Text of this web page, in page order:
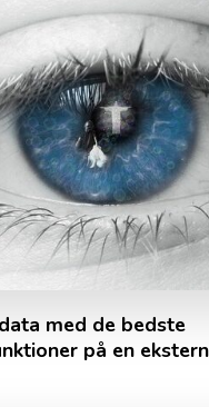
med de bedste
på en